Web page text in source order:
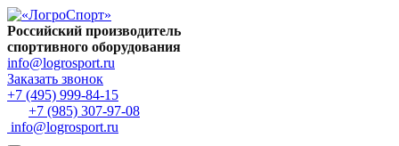
Российский производитель
спортивного оборудования
info@logrosport.ru
Заказать звонок
+7 (495) 999-84-15
+7 (985) 307-97-08
info@logrosport.ru